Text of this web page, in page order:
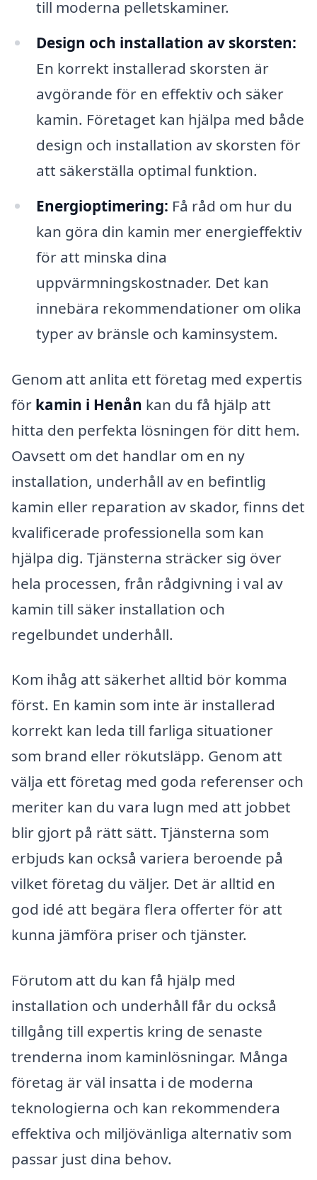
till moderna pelletskaminer.
Design och installation av skorsten:
En korrekt installerad skorsten är
avgörande för en effektiv och säker
kamin. Företaget kan hjälpa med både
design och installation av skorsten för
att säkerställa optimal funktion.
Energioptimering: Få råd om hur du
kan göra din kamin mer energieffektiv
för att minska dina
uppvärmningskostnader. Det kan
innebära rekommendationer om olika
typer av bränsle och kaminsystem.
Genom att anlita ett företag med expertis
för kamin i Henån kan du få hjälp att
hitta den perfekta lösningen för ditt hem.
Oavsett om det handlar om en ny
installation, underhåll av en befintlig
kamin eller reparation av skador, finns det
kvalificerade professionella som kan
hjälpa dig. Tjänsterna sträcker sig över
hela processen, från rådgivning i val av
kamin till säker installation och
regelbundet underhåll.
Kom ihåg att säkerhet alltid bör komma
först. En kamin som inte är installerad
korrekt kan leda till farliga situationer
som brand eller rökutsläpp. Genom att
välja ett företag med goda referenser och
meriter kan du vara lugn med att jobbet
blir gjort på rätt sätt. Tjänsterna som
erbjuds kan också variera beroende på
vilket företag du väljer. Det är alltid en
god idé att begära flera offerter för att
kunna jämföra priser och tjänster.
Förutom att du kan få hjälp med
installation och underhåll får du också
tillgång till expertis kring de senaste
trenderna inom kaminlösningar. Många
företag är väl insatta i de moderna
teknologierna och kan rekommendera
effektiva och miljövänliga alternativ som
passar just dina behov.